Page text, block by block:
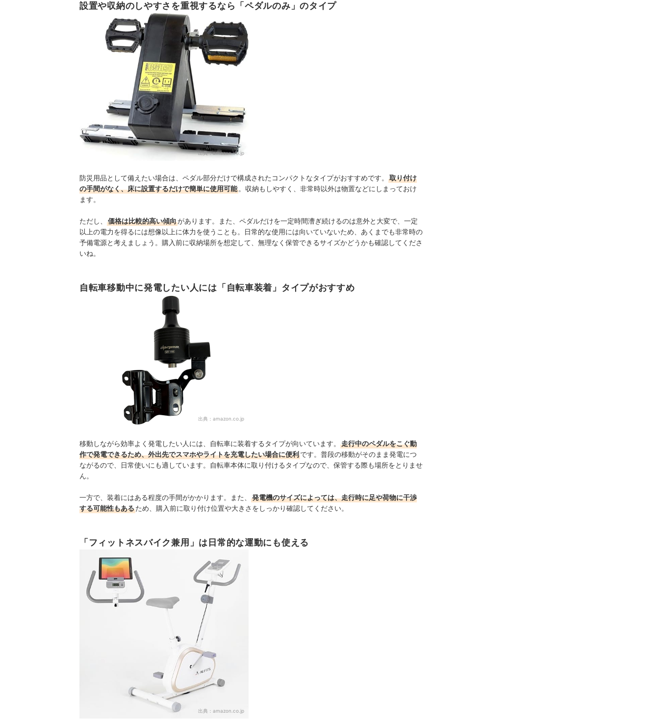
設置や収納のしやすさを重視するなら「ペダルのみ」のタイプ
出典：amazon.co.jp
防災用品として備えたい場合は、ペダル部分だけで構成されたコンパクトなタイプがおすすめです。
取り付け
の手間がなく、床に設置するだけで簡単に使用可能 。収納もしやすく、非常時以外は物置などにしまっておけ
ます。
ただし、 価格は比較的高い傾向があります。また、ペダルだけを一定時間漕ぎ続けるのは意外と大変で、一定
以上の電力を得るには想像以上に体力を使うことも。日常的な使用には向いていないため、あくまでも非常時の
予備電源と考えましょう。購入前に収納場所を想定して、無理なく保管できるサイズかどうかも確認してくださ
いね。
自転車移動中に発電したい人には「自転車装着」タイプがおすすめ
出典： amazon.co.jp
移動しながら効率よく発電したい人には、自転車に装着するタイプが向いています。
走行中のペダルをこぐ動
作で発電できるため、外出先でスマホやライトを充電したい場合に便利です。普段の移動がそのまま発電につ
ながるので、日常使いにも適しています。自転車本体に取り付けるタイプなので、保管する際も場所をとりませ
ん。
一方で、装着にはある程度の手間がかかります。また、
発電機のサイズによっては、走行時に足や荷物に干渉
する可能性もあるため、購入前に取り付け位置や大きさをしっかり確認してください。
「フィットネスバイク兼用」は日常的な運動にも使える
出典： amazon.co.jp